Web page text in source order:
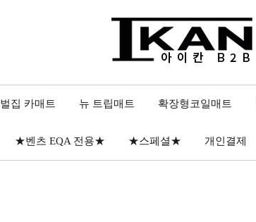
벌집 카매트 뉴 트립매트 확장형코일매트
★벤츠 EQA 전용★ ★스페셜★ 개인결제